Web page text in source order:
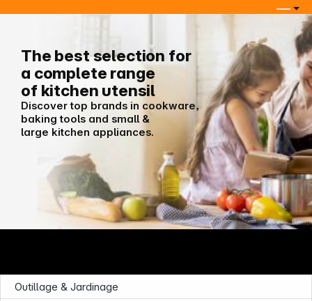
The best selection for
a complete range
of kitchen utensil
Discover top brands in cookware,
baking tools and small &
large kitchen appliances.
Outillage & Jardinage